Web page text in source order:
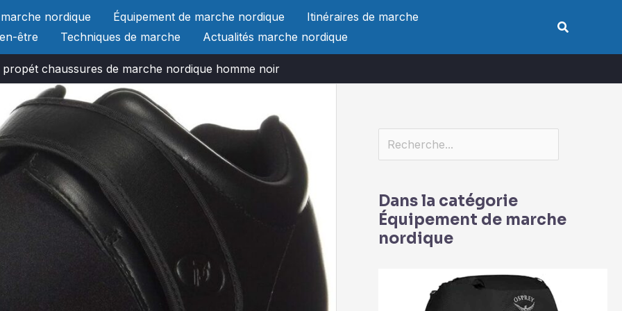
nordique Équipement de marche nordique
Itinéraires de marche
être
Techniques de marche Actualités marche nordique
Rechercher
propét chaussures de marche nordique homme noir
Rechercher
Dans la catégorie
Équipement de marche
nordique